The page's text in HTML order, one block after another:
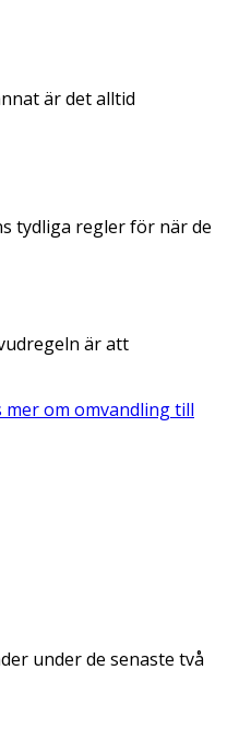
är det alltid
tydliga regler för när de
är att
mer om omvandling till
under de senaste två